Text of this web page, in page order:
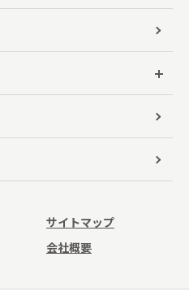
サイトマップ
会社概要